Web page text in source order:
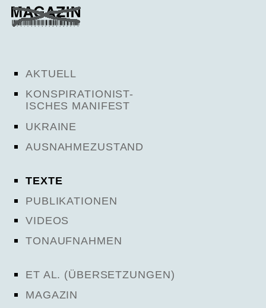
AKTUELL
KONSPIRATIONIST-
ISCHES MANIFEST
UKRAINE
AUSNAHMEZUSTAND
TEXTE
PUBLIKATIONEN
VIDEOS
TONAUFNAHMEN
ET AL. (ÜBERSETZUNGEN)
MAGAZIN